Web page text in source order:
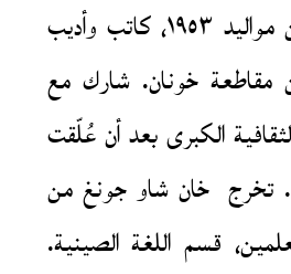
من مواليد ١٩٥٣، كاتب وأديب
خونان. شارك مع
الكبرى بعد أن عُلّقت
الدراسة عام ١٩٦٦. تخرج خان شاو جونغ من
قسم اللغة الصينية.